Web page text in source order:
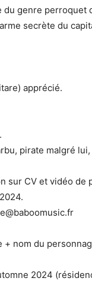
genre perroquet
secrète du
apprécié.
pirate malgré
sur CV et vidéo de
+ nom du
2024